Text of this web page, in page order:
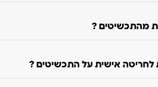
מהתכשיטים ?
אישית על התכשיטים ?